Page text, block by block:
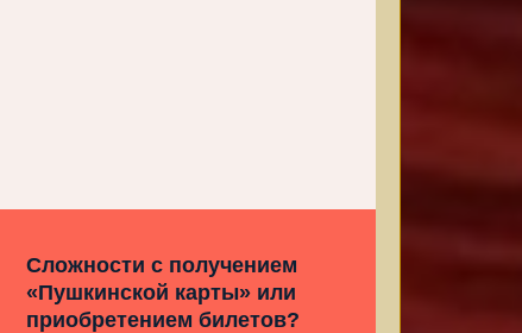
Сложности с получением
«Пушкинской карты» или
приобретением билетов?